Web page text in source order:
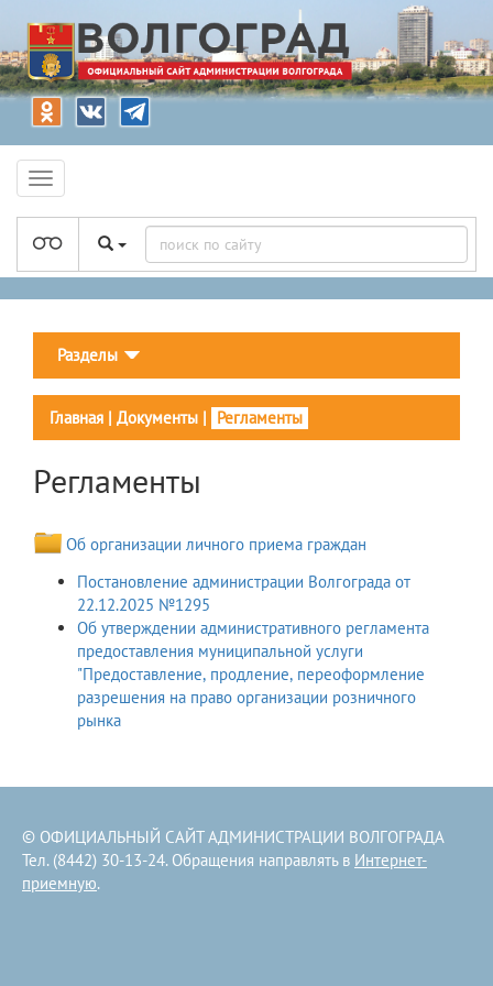
Разделы
Главная | Документы | Регламенты
Регламенты
Об организации личного приема граждан
Постановление администрации Волгограда от
22.12.2025 №1295
Об утверждении административного регламента
предоставления муниципальной услуги
"Предоставление, продление, переоформление
разрешения на право организации розничного
рынка
© ОФИЦИАЛЬНЫЙ САЙТ АДМИНИСТРАЦИИ ВОЛГОГРАДА
Тел. (8442) 30-13-24. Обращения направлять в Интернет-
приемную.